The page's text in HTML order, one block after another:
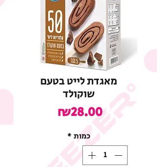
מאגדת לייט בטעם
שוקולד
₪28.00
כמות *